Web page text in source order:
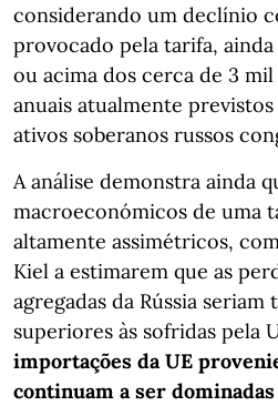
considerando um declínio
provocado pela tarifa,
ou acima dos cerca de 3
anuais atualmente
ativos soberanos russos
A análise demonstra ainda
macroeconómicos de uma
altamente assimétricos,
Kiel a estimarem que as
agregadas da Rússia seriam
superiores às sofridas pela
importações da UE
continuam a ser